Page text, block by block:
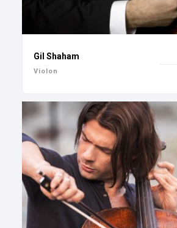
Gil Shaham
Violon